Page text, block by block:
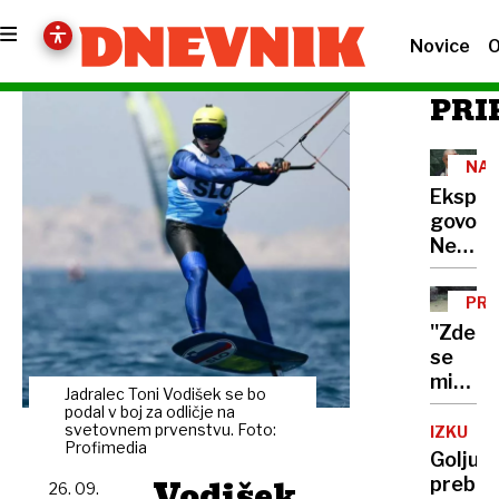
Novice
Jadralec Toni Vodišek se bo
podal v boj za odličje na
svetovnem prvenstvu. Foto:
Profimedia
26. 09.
govor
v
tudi
po
v
Gazi
''Zdelo
se
mi
je,
da
se
me